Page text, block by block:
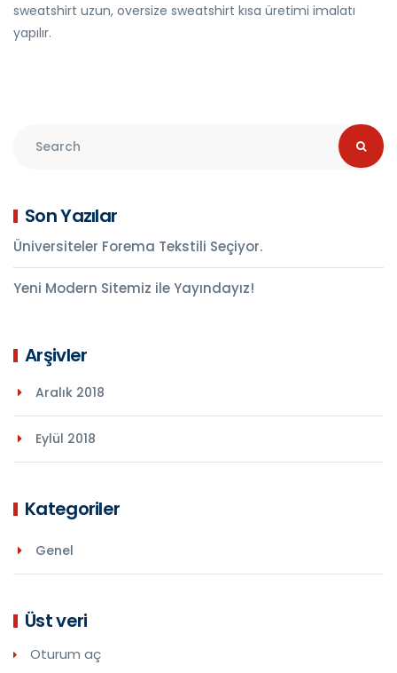
sweatshirt uzun, oversize sweatshirt kısa üretimi imalatı
yapılır.
Son Yazılar
Üniversiteler Forema Tekstili Seçiyor.
Yeni Modern Sitemiz ile Yayındayız!
Arşivler
Aralık 2018
Eylül 2018
Kategoriler
Genel
Üst veri
Oturum aç